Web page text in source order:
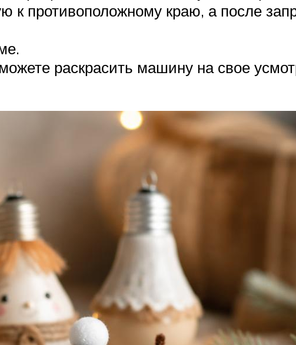
к противоположному краю, а после
раскрасить машину на свое